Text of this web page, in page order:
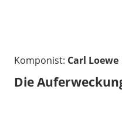
Komponist: Carl Loewe
Die